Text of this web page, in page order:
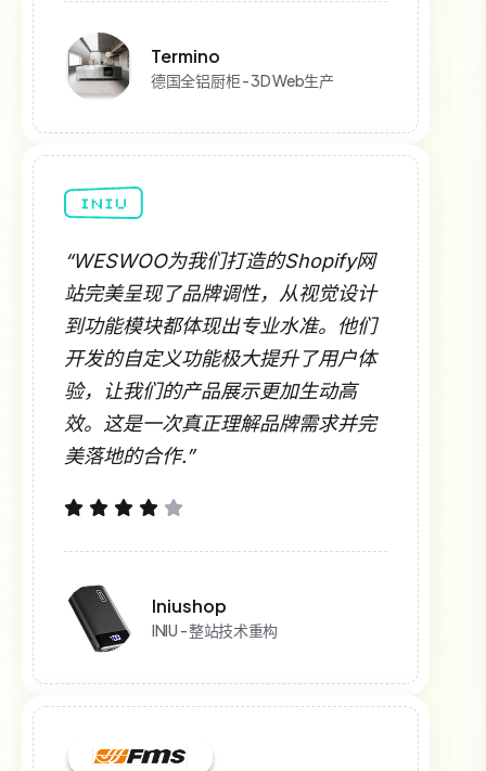
Termino
德国全铝厨柜 - 3D Web生产
“WESWOO为我们打造的Shopify网
站完美呈现了品牌调性，从视觉设计
到功能模块都体现出专业水准。他们
开发的自定义功能极大提升了用户体
验，让我们的产品展示更加生动高
效。这是一次真正理解品牌需求并完
美落地的合作.”
Iniushop
INIU - 整站技术重构